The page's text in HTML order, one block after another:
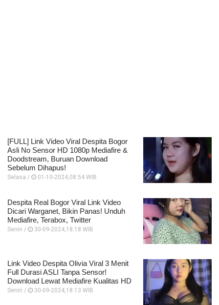
[FULL] Link Video Viral Despita Bogor
Asli No Sensor HD 1080p Mediafire &
Doodstream, Buruan Download
Sebelum Dihapus!
Selasa / 01-10-2024,08:54 WIB
Despita Real Bogor Viral Link Video
Dicari Warganet, Bikin Panas! Unduh
Mediafire, Terabox, Twitter
Senin / 30-09-2024,18:18 WIB
Link Video Despita Olivia Viral 3 Menit
Full Durasi ASLI Tanpa Sensor!
Download Lewat Mediafire Kualitas HD
Senin / 30-09-2024,18:13 WIB